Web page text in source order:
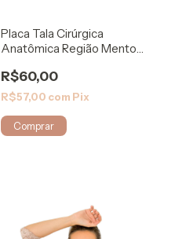
Placa Tala Cirúrgica
Anatômica Região Mento
R$60,00
R$57,00 com Pix
Comprar